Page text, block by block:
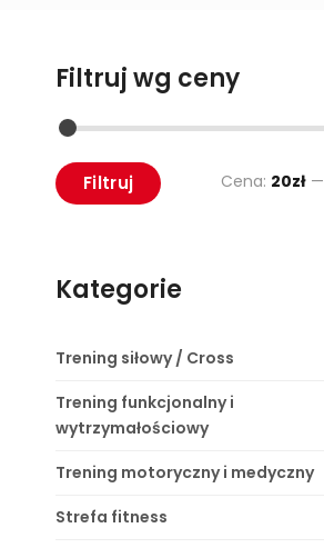
Filtruj wg ceny
Filtruj Cena: 20zł —
Kategorie
Trening siłowy / Cross
Trening funkcjonalny i
wytrzymałościowy
Trening motoryczny i medyczny
Strefa fitness